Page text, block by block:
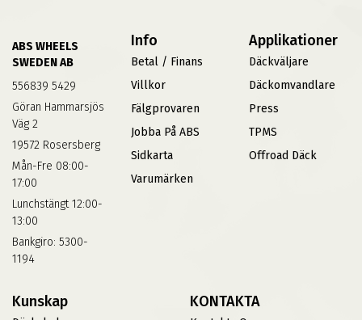
ABS WHEELS
SWEDEN AB
556839 5429
Göran Hammarsjös
Väg 2
19572 Rosersberg
Mån-Fre 08:00-
17:00
Lunchstängt 12:00-
13:00
Bankgiro: 5300-
1194
Info
Betal / Finans
Villkor
Fälgprovaren
Jobba På ABS
Sidkarta
Varumärken
Applikationer
Däckväljare
Däckomvandlare
Press
TPMS
Offroad Däck
Kunskap KONTAKTA